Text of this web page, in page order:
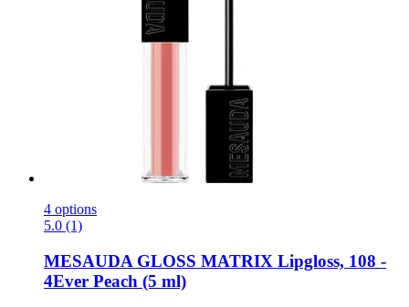
4 options
5.0 (1)
MESAUDA GLOSS MATRIX Lipgloss, 108 -​
4Ever Peach (5 ml)